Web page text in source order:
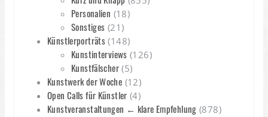
Personalien (18)
Sonstiges (21)
Künstlerporträts (148)
Kunstinterviews (126)
Kunstfälscher(5)
Kunstwerk der Woche (12)
Open Calls für Künstler (4)
Kunstveranstaltungen ← klare Empfehlung (878)